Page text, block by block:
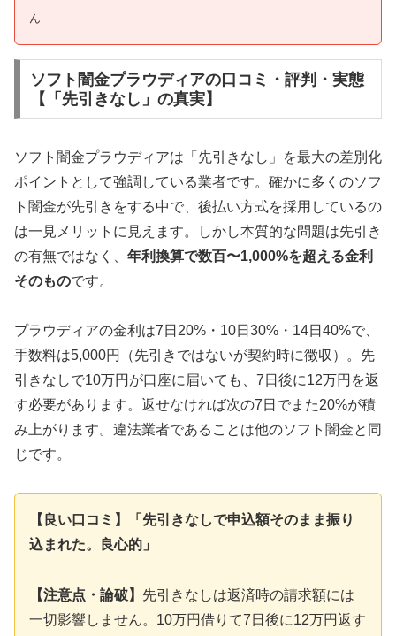
ん
ソフト闇金プラウディアの口コミ・評判・実態
【「先引きなし」の真実】
ソフト闇金プラウディアは「先引きなし」を最大の差別化
ポイントとして強調している業者です。確かに多くのソフ
ト闇金が先引きをする中で、後払い方式を採用しているの
は一見メリットに見えます。しかし本質的な問題は先引き
の有無ではなく、 年利換算で数百〜1,000%を超える金利
そのものです。
プラウディアの金利は7日20%・10日30%・14日40%で、
手数料は5,000円（先引きではないが契約時に徴収）。先
引きなしで10万円が口座に届いても、7日後に12万円を返
す必要があります。返せなければ次の7日でまた20%が積
み上がります。違法業者であることは他のソフト闇金と同
じです。
【良い口コミ】「先引きなしで申込額そのまま振り
込まれた。良心的」
【注意点・論破】 先引きなしは返済時の請求額には
一切影響しません。10万円借りて7日後に12万円返す